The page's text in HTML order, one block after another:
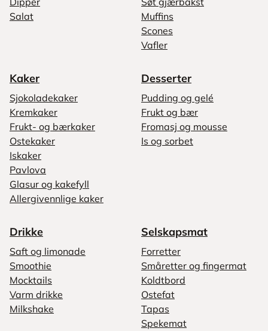
Salat
Muffins
Scones
Vafler
Kaker
Sjokoladekaker
Kremkaker
Frukt- og bærkaker
Ostekaker
Iskaker
Pavlova
Glasur og kakefyll
Allergivennlige kaker
Desserter
Pudding og gelé
Frukt og bær
Fromasj og mousse
Is og sorbet
Drikke
Saft og limonade
Smoothie
Mocktails
Varm drikke
Milkshake
Selskapsmat
Forretter
Småretter og fingermat
Koldtbord
Ostefat
Tapas
Spekemat